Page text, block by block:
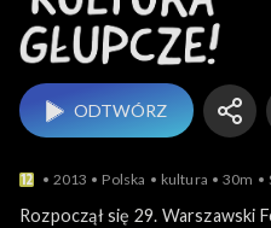
ODTWÓRZ
2013 Polska kultura 30m
Rozpoczął się 29. Warszawski